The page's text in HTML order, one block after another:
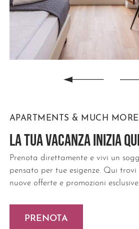
APARTMENTS & MUCH MORE
LA TUA VACANZA INIZIA QUI
Prenota direttamente e vivi un
pensato per tue esigenze. Qui
nuove offerte e promozioni esclusive.
PRENOTA